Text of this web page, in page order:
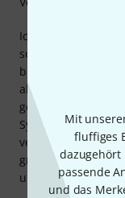
Mit
fluffiges
dazugehört
passende
und das
Ich hätte nicht
so laut ist … enorm
breiten sich richtig
als
genau wie die
Synthetikfell (ich
vegetarische
großes Lob an das
und Effizienz.